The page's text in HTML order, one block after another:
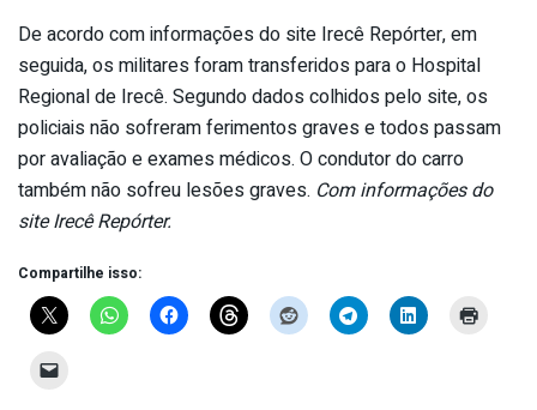
De acordo com informações do site Irecê Repórter, em
seguida, os militares foram transferidos para o Hospital
Regional de Irecê. Segundo dados colhidos pelo site, os
policiais não sofreram ferimentos graves e todos passam
por avaliação e exames médicos. O condutor do carro
também não sofreu lesões graves. Com informações do
site Irecê Repórter.
Compartilhe isso: